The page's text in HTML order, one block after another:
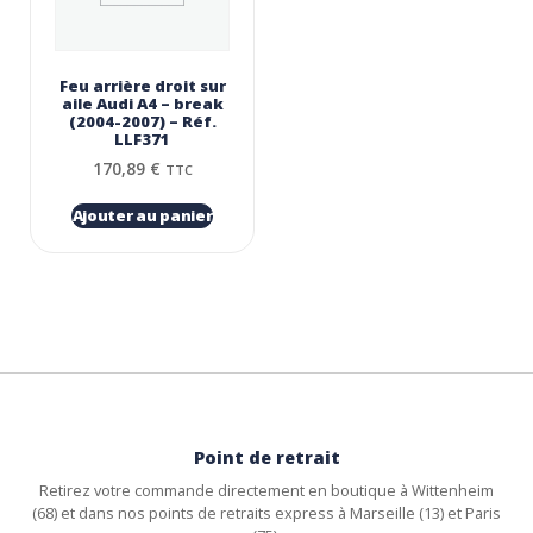
Feu arrière droit sur
aile Audi A4 – break
(2004-2007) – Réf.
LLF371
170,89 € TTC
Ajouter au panier
Point de retrait
Retirez votre commande directement en boutique à Wittenheim
(68) et dans nos points de retraits express à Marseille (13) et Paris